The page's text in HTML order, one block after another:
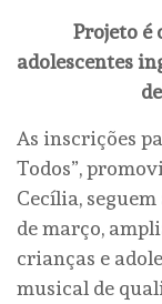
Projeto é
adolescentes
As inscrições
Todos”,
Cecília,
de março,
crianças e
musical de